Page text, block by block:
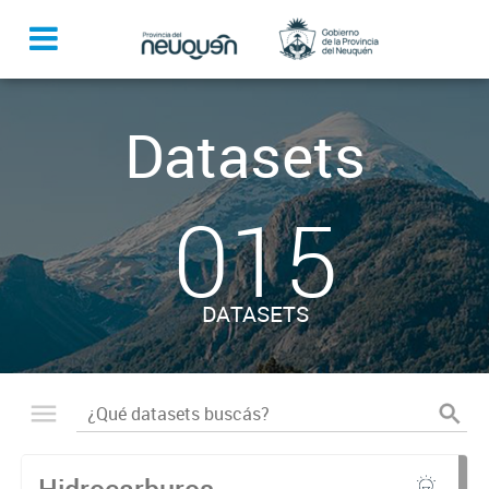
Datasets
015
DATASETS